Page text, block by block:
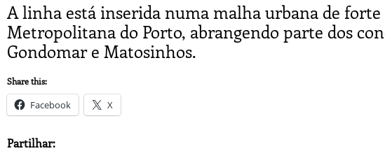
A linha está inserida numa malha urbana de
Metropolitana do Porto, abrangendo parte dos
Gondomar e Matosinhos.
Share this:
Facebook X
Partilhar: